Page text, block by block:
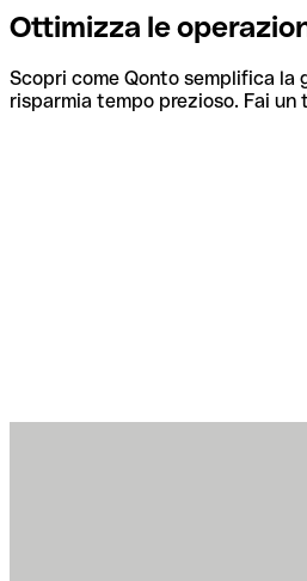
Ottimizza le
Scopri come Qonto semplifica la
risparmia tempo prezioso. Fai